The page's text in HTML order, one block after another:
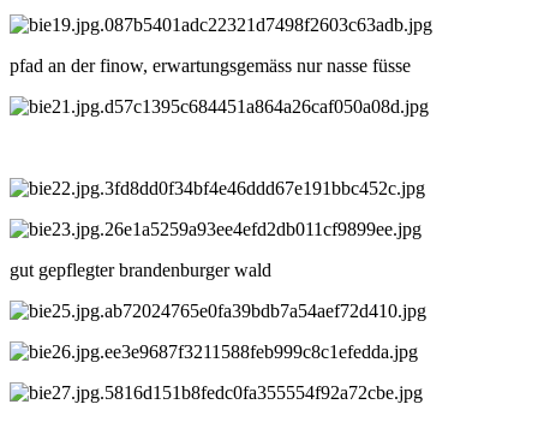
pfad an der finow, erwartungsgemäss nur nasse füsse
gut gepflegter brandenburger wald